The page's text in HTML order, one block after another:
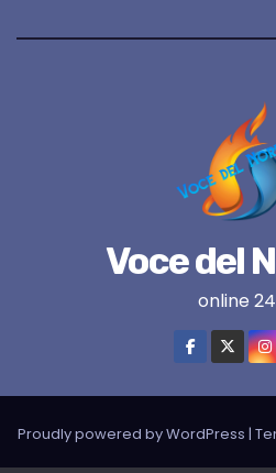
Voce del
online
Proudly powered by WordPress |